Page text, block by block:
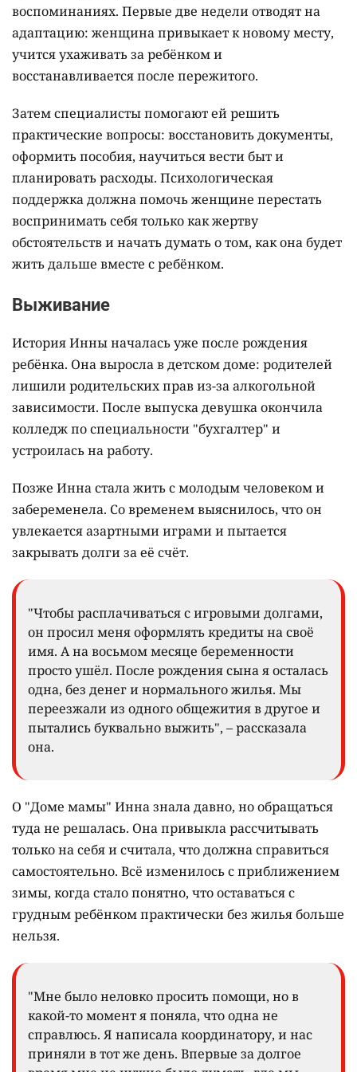
воспоминаниях. Первые две недели отводят на
адаптацию: женщина привыкает к новому месту,
учится ухаживать за ребёнком и
восстанавливается после пережитого.
Затем специалисты помогают ей решить
практические вопросы: восстановить документы,
оформить пособия, научиться вести быт и
планировать расходы. Психологическая
поддержка должна помочь женщине перестать
воспринимать себя только как жертву
обстоятельств и начать думать о том, как она будет
жить дальше вместе с ребёнком.
Выживание
История Инны началась уже после рождения
ребёнка. Она выросла в детском доме: родителей
лишили родительских прав из-за алкогольной
зависимости. После выпуска девушка окончила
колледж по специальности "бухгалтер" и
устроилась на работу.
Позже Инна стала жить с молодым человеком и
забеременела. Со временем выяснилось, что он
увлекается азартными играми и пытается
закрывать долги за её счёт.
"Чтобы расплачиваться с игровыми долгами,
он просил меня оформлять кредиты на своё
имя. А на восьмом месяце беременности
просто ушёл. После рождения сына я осталась
одна, без денег и нормального жилья. Мы
переезжали из одного общежития в другое и
пытались буквально выжить", – рассказала
она.
О "Доме мамы" Инна знала давно, но обращаться
туда не решалась. Она привыкла рассчитывать
только на себя и считала, что должна справиться
самостоятельно. Всё изменилось с приближением
зимы, когда стало понятно, что оставаться с
грудным ребёнком практически без жилья больше
нельзя.
"Мне было неловко просить помощи, но в
какой-то момент я поняла, что одна не
справлюсь. Я написала координатору, и нас
приняли в тот же день. Впервые за долгое